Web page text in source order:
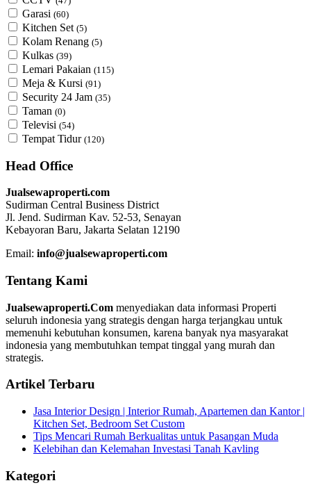
Garasi (60)
Kitchen Set (5)
Kolam Renang (5)
Kulkas (39)
Lemari Pakaian (115)
Meja & Kursi (91)
Security 24 Jam (35)
Taman (0)
Televisi (54)
Tempat Tidur (120)
Head Office
Jualsewaproperti.com
Sudirman Central Business District
Jl. Jend. Sudirman Kav. 52-53, Senayan
Kebayoran Baru, Jakarta Selatan 12190
Email: info@jualsewaproperti.com
Tentang Kami
Jualsewaproperti.Com menyediakan data informasi Properti
seluruh indonesia yang strategis dengan harga terjangkau untuk
memenuhi kebutuhan konsumen, karena banyak nya masyarakat
indonesia yang membutuhkan tempat tinggal yang murah dan
strategis.
Artikel Terbaru
Jasa Interior Design | Interior Rumah, Apartemen dan Kantor |
Kitchen Set, Bedroom Set Custom
Tips Mencari Rumah Berkualitas untuk Pasangan Muda
Kelebihan dan Kelemahan Investasi Tanah Kavling
Kategori